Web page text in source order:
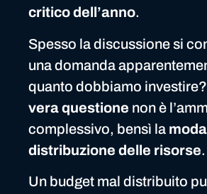
critico dell’anno.
Spesso la discussione si
una domanda
quanto dobbiamo
vera questione non è
complessivo, bensì la
distribuzione delle risorse.
Un budget mal distribuito